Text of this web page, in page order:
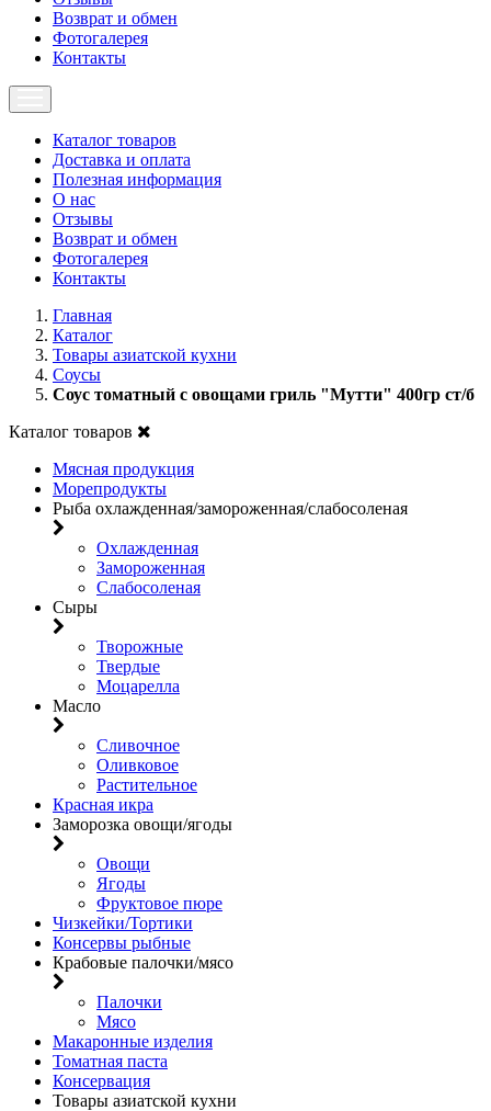
Возврат и обмен
Фотогалерея
Контакты
Каталог товаров
Доставка и оплата
Полезная информация
О нас
Отзывы
Возврат и обмен
Фотогалерея
Контакты
Главная
Каталог
Товары азиатской кухни
Соусы
Соус томатный с овощами гриль "Мутти" 400гр ст/б
Каталог товаров
Мясная продукция
Морепродукты
Рыба охлажденная/замороженная/слабосоленая
Охлажденная
Замороженная
Слабосоленая
Сыры
Творожные
Твердые
Моцарелла
Масло
Сливочное
Оливковое
Растительное
Красная икра
Заморозка овощи/ягоды
Овощи
Ягоды
Фруктовое пюре
Чизкейки/Тортики
Консервы рыбные
Крабовые палочки/мясо
Палочки
Мясо
Макаронные изделия
Томатная паста
Консервация
Товары азиатской кухни